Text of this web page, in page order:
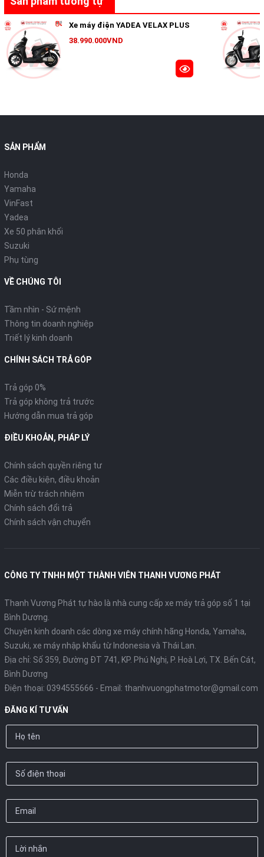
Xe máy điện YADEA VELAX PLUS
38.990.000VND
SẢN PHẨM
Honda
Yamaha
VinFast
Yadea
Xe 50 phân khối
Suzuki
Phụ tùng
VỀ CHÚNG TÔI
Tầm nhìn - Sứ mệnh
Thông tin doanh nghiệp
Triết lý kinh doanh
CHÍNH SÁCH TRẢ GÓP
Trả góp 0%
Trả góp không trả trước
Hướng dẫn mua trả góp
ĐIỀU KHOẢN, PHÁP LÝ
Chính sách quyền riêng tư
Các điều kiện, điều khoản
Miễn trừ trách nhiệm
Chính sách đổi trả
Chính sách vận chuyển
CÔNG TY TNHH MỘT THÀNH VIÊN THANH VƯƠNG PHÁT
Thanh Vương Phát tự hào là nhà cung cấp xe máy trả góp số 1 tại
Bình Dương.
Chuyên kinh doanh các dòng xe máy chính hãng Honda, Yamaha,
Suzuki, xe máy nhập khẩu từ Indonesia và Thái Lan.
Địa chỉ: Số 359, Đường ĐT 741, KP. Phú Nghị, P. Hoà Lợi, TX. Bến Cát,
Bình Dương
Điện thoại: 0394555666 - Email: thanhvuongphatmotor@gmail.com
ĐĂNG KÍ TƯ VẤN